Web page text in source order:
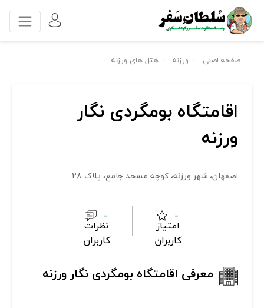
صفحه اصلی ورزنه هتل های ورزنه
اقامتگاه بومگردی نگار
ورزنه
اصفهان، شهر ورزنه، کوچه مسجد جامع، پلاک ۲۸
-
امتیاز
کاربران
-
نظرات
کاربران
معرفی اقامتگاه بومگردی نگار ورزنه